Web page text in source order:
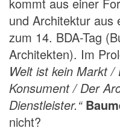
und Architektur aus
zum 14. BDA-Tag
Architekten). Im
Welt ist kein Markt
Konsument / Der
Dienstleister.“
nicht?